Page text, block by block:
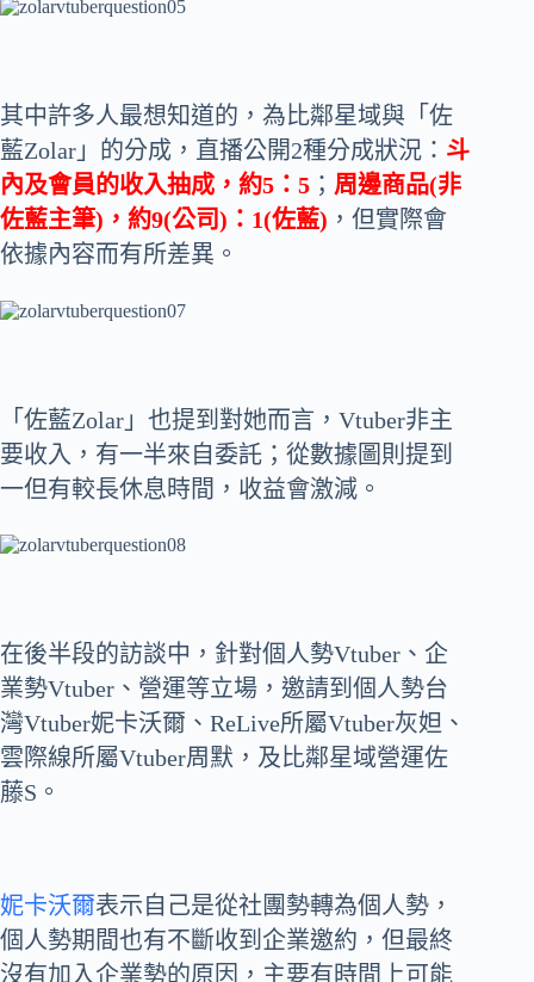
其中許多人最想知道的，為比鄰星域與「佐
藍Zolar」的分成，直播公開2種分成狀況： 斗
內及會員的收入抽成，約5：5 ； 周邊商品(非
佐藍主筆)，約9(公司)：1(佐藍) ，但實際會
依據內容而有所差異。
「佐藍Zolar」也提到對她而言，Vtuber非主
要收入，有一半來自委託；從數據圖則提到
一但有較長休息時間，收益會激減。
在後半段的訪談中，針對個人勢Vtuber、企
業勢Vtuber、營運等立場，邀請到個人勢台
灣Vtuber妮卡沃爾、ReLive所屬Vtuber灰妲、
雲際線所屬Vtuber周默，及比鄰星域營運佐
藤S。
妮卡沃爾表示自己是從社團勢轉為個人勢，
個人勢期間也有不斷收到企業邀約，但最終
沒有加入企業勢的原因，主要有時間上可能